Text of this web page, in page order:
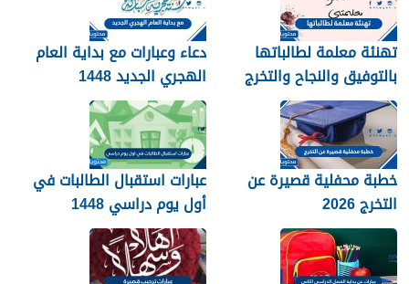
تهنئة معلمة لطالباتها
بالتوفيق والنجاح والتخرج
2026
دعاء وعبارات مع بداية العام
الهجري الجديد 1448
خطبة محفلية قصيرة عن
التخرج 2026
عبارات استقبال الطالبات في
أول يوم دراسي 1448